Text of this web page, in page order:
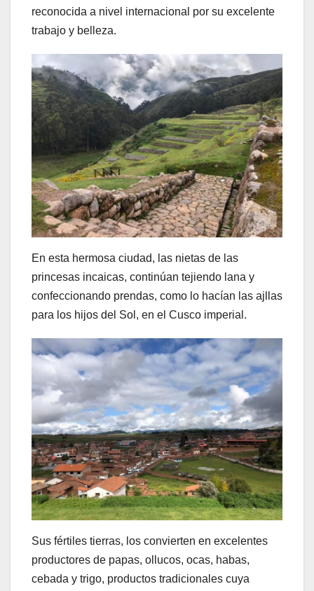
reconocida a nivel internacional por su excelente
trabajo y belleza.
En esta hermosa ciudad, las nietas de las
princesas incaicas, continúan tejiendo lana y
confeccionando prendas, como lo hacían las ajllas
para los hijos del Sol, en el Cusco imperial.
Sus fértiles tierras, los convierten en excelentes
productores de papas, ollucos, ocas, habas,
cebada y trigo, productos tradicionales cuya